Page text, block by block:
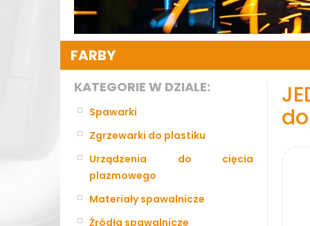
FARBY
KATEGORIE W DZIALE:
Spawarki
Zgrzewarki do plastiku
Urządzenia do cięcia
plazmowego
Materiały spawalnicze
Źródła spawalnicze